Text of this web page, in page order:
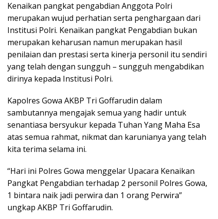
Kenaikan pangkat pengabdian Anggota Polri
merupakan wujud perhatian serta penghargaan dari
Institusi Polri. Kenaikan pangkat Pengabdian bukan
merupakan keharusan namun merupakan hasil
penilaian dan prestasi serta kinerja personil itu sendiri
yang telah dengan sungguh – sungguh mengabdikan
dirinya kepada Institusi Polri.
Kapolres Gowa AKBP Tri Goffarudin dalam
sambutannya mengajak semua yang hadir untuk
senantiasa bersyukur kepada Tuhan Yang Maha Esa
atas semua rahmat, nikmat dan karunianya yang telah
kita terima selama ini.
“Hari ini Polres Gowa menggelar Upacara Kenaikan
Pangkat Pengabdian terhadap 2 personil Polres Gowa,
1 bintara naik jadi perwira dan 1 orang Perwira”
ungkap AKBP Tri Goffarudin.